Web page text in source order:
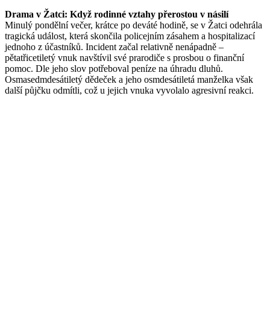
Drama v Žatci: Když rodinné vztahy přerostou v násilí
Minulý pondělní večer, krátce po deváté hodině, se v Žatci odehrála
tragická událost, která skončila policejním zásahem a hospitalizací
jednoho z účastníků. Incident začal relativně nenápadně –
pětatřicetiletý vnuk navštívil své prarodiče s prosbou o finanční
pomoc. Dle jeho slov potřeboval peníze na úhradu dluhů.
Osmasedmdesátiletý dědeček a jeho osmdesátiletá manželka však
další půjčku odmítli, což u jejich vnuka vyvolalo agresivní reakci.